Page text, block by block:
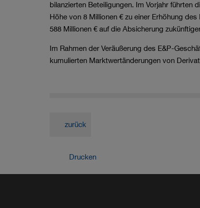
bilanzierten Beteiligungen. Im Vorjahr führten
Höhe von 8 Millionen € zu einer Erhöhung
588 Millionen € auf die Absicherung
Im Rahmen der Veräußerung des E&P-
kumulierten Marktwertänderungen von
zurück
Drucken